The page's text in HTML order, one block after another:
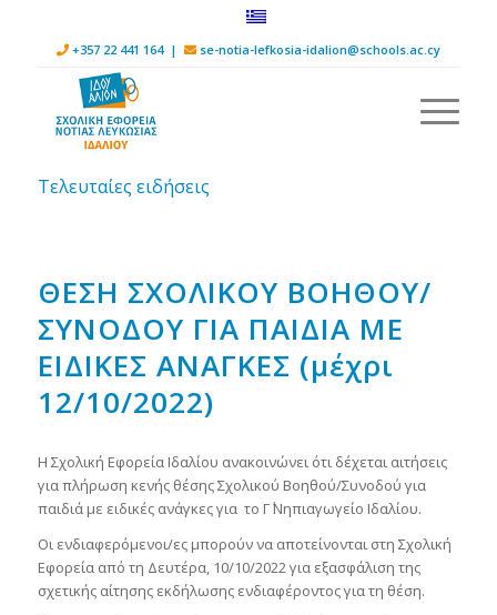
+357 22 441 164 | se-notia-lefkosia-idalion@schools.ac.cy
Τελευταίες ειδήσεις
ΘΕΣΗ ΣΧΟΛΙΚΟΥ ΒΟΗΘΟΥ/
ΣΥΝΟΔΟΥ ΓΙΑ ΠΑΙΔΙΑ ΜΕ
ΕΙΔΙΚΕΣ ΑΝΑΓΚΕΣ (μέχρι
12/10/2022)
H Σχολική Εφορεία Ιδαλίου ανακοινώνει ότι δέχεται αιτήσεις
για πλήρωση κενής θέσης Σχολικού Βοηθού/Συνοδού για
παιδιά με ειδικές ανάγκες για το Γ΄ Νηπιαγωγείο Ιδαλίου.
Οι ενδιαφερόμενοι/ες μπορούν να αποτείνονται στη Σχολική
Εφορεία από τη Δευτέρα, 10/10/2022 για εξασφάλιση της
σχετικής αίτησης εκδήλωσης ενδιαφέροντος για τη θέση.